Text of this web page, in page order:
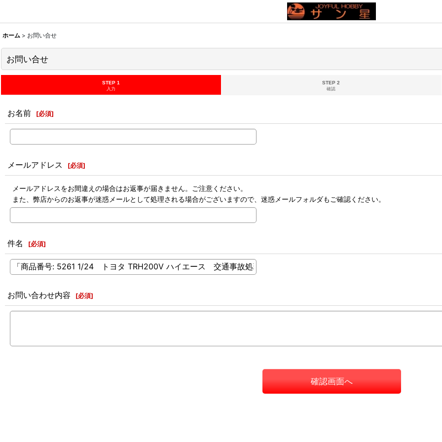
ホーム > お問い合せ
お問い合せ
STEP 1
入力
STEP 2
確認
お名前 [必須]
メールアドレス [必須]
メールアドレスをお間違えの場合はお返事が届きません。ご注意ください。
また、弊店からのお返事が迷惑メールとして処理される場合がございますので、迷惑メールフォルダもご確認ください。
件名 [必須]
お問い合わせ内容 [必須]
確認画面へ